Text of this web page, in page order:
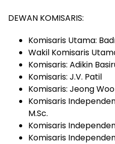
DEWAN KOMISARIS:
Komisaris Utama:
Wakil Komisaris
Komisaris: Adikin
Komisaris: J.V. Patil
Komisaris: Jeong
Komisaris
M.Sc.
Komisaris
Komisaris